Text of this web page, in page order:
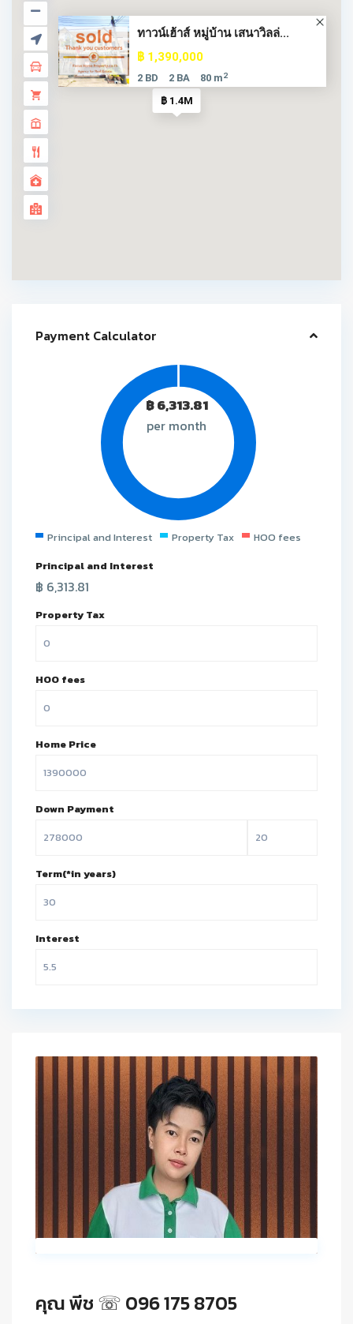
฿ 1.4M
ทาวน์เฮ้าส์ หมู่บ้าน เสนาวิลล่...
฿ 1,390,000
2 BD 2 BA 80 m2
Payment Calculator
฿6,313.81
per month
Principal and Interest Property Tax
HOO fees
Principal and Interest
฿ 6,313.81
Property Tax
HOO fees
Home Price
Down Payment
Term(*in years)
Interest
คุณ พีช ☏ 096 175 8705